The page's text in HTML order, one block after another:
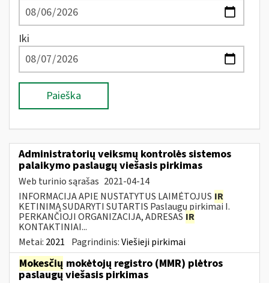
Iki
Paieška
Administratorių veiksmų kontrolės sistemos
palaikymo paslaugų viešasis pirkimas
Web turinio sąrašas 2021-04-14
INFORMACIJA APIE NUSTATYTUS LAIMĖTOJUS IR
KETINIMĄ SUDARYTI SUTARTIS Paslaugų pirkimai I.
PERKANČIOJI ORGANIZACIJA, ADRESAS IR
KONTAKTINIAI...
Metai: 2021 Pagrindinis:Viešieji pirkimai
Mokesčių mokėtojų registro (MMR) plėtros
paslaugų viešasis pirkimas